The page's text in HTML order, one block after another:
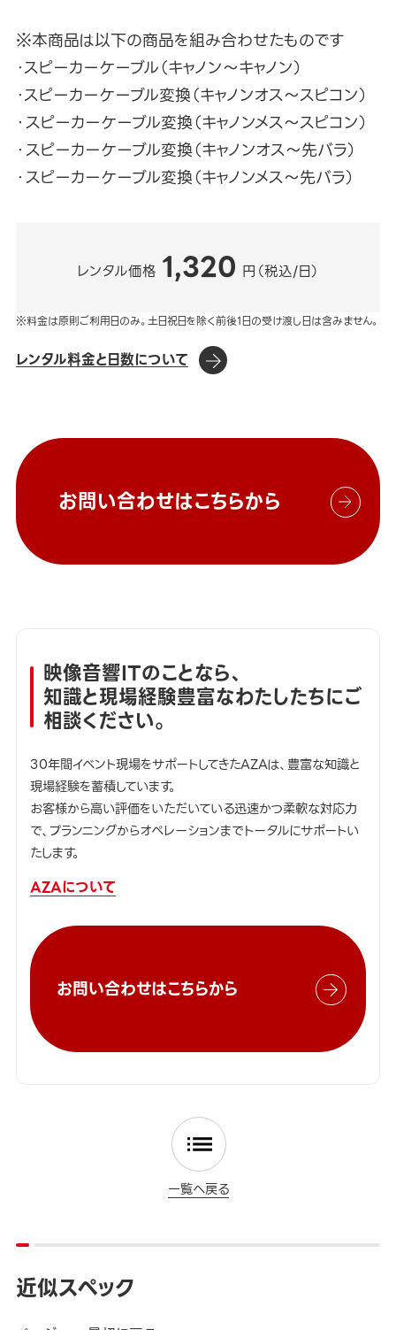
※本商品は以下の商品を組み合わせたものです
・スピーカーケーブル（キャノン～キャノン）
・スピーカーケーブル変換（キャノンオス～スピコン）
・スピーカーケーブル変換（キャノンメス～スピコン）
・スピーカーケーブル変換（キャノンオス～先バラ）
・スピーカーケーブル変換（キャノンメス～先バラ）
レンタル価格 1,320 円（税込/日）
※料金は原則ご利用日のみ。土日祝日を除く前後1日の受け渡し日は含みません。
レンタル料金と日数について
お問い合わせはこちらから
映像音響ITのことなら、
知識と現場経験豊富なわたしたちにご
相談ください。
30年間イベント現場をサポートしてきたAZAは、豊富な知識と
現場経験を蓄積しています。
お客様から高い評価をいただいている迅速かつ柔軟な対応力
で、プランニングからオペレーションまでトータルにサポートい
たします。
AZAについて
お問い合わせはこちらから
一覧へ戻る
近似スペック